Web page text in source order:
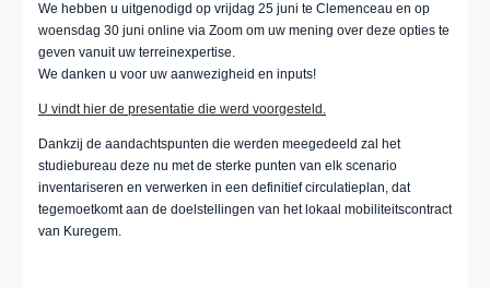
We hebben u uitgenodigd op vrijdag 25 juni te Clemenceau en op
woensdag 30 juni online via Zoom om uw mening over deze opties te
geven vanuit uw terreinexpertise.
We danken u voor uw aanwezigheid en inputs!
U vindt hier de presentatie die werd voorgesteld.
Dankzij de aandachtspunten die werden meegedeeld zal het
studiebureau deze nu met de sterke punten van elk scenario
inventariseren en verwerken in een definitief circulatieplan, dat
tegemoetkomt aan de doelstellingen van het lokaal mobiliteitscontract
van Kuregem.